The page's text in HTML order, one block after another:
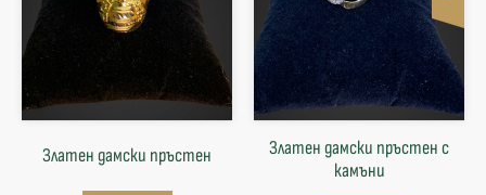
Златен дамски пръстен
Златен дамски пръстен с
камъни